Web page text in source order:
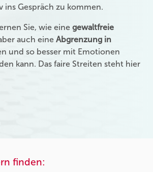
ins Gespräch zu kommen.
Sie, wie eine gewaltfreie
auch eine Abgrenzung in
und so besser mit Emotionen
kann. Das faire Streiten steht hier
finden: